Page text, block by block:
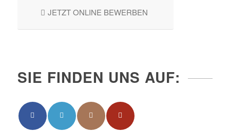
JETZT ONLINE BEWERBEN
SIE FINDEN UNS AUF: